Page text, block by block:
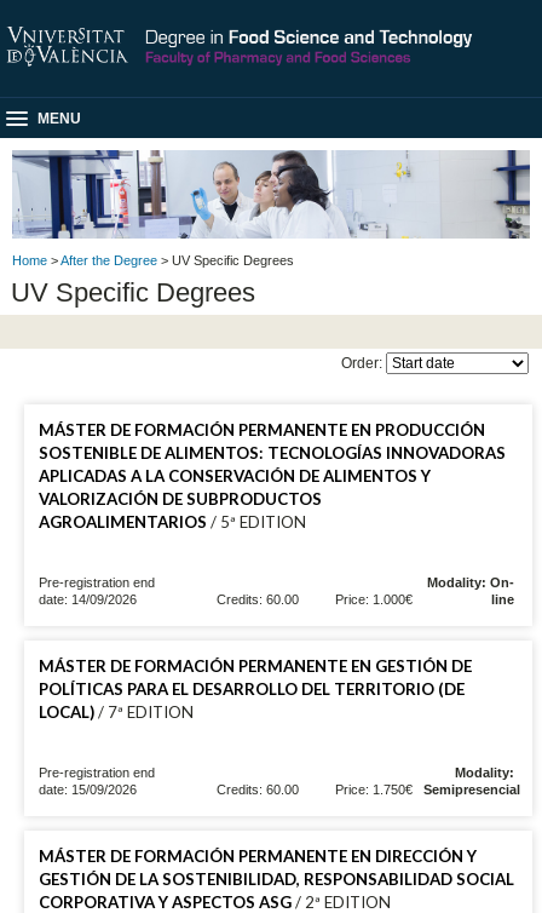
MENU
Home >After the Degree > UV Specific Degrees
UV Specific Degrees
Order:
MÁSTER DE FORMACIÓN PERMANENTE EN PRODUCCIÓN
SOSTENIBLE DE ALIMENTOS: TECNOLOGÍAS INNOVADORAS
APLICADAS A LA CONSERVACIÓN DE ALIMENTOS Y
VALORIZACIÓN DE SUBPRODUCTOS
AGROALIMENTARIOS / 5ª EDITION
Pre-registration end
date: 14/09/2026
Credits: 60.00 Price: 1.000€
Modality: On-
line
MÁSTER DE FORMACIÓN PERMANENTE EN GESTIÓN DE
POLÍTICAS PARA EL DESARROLLO DEL TERRITORIO (DE
LOCAL)/ 7ª EDITION
Pre-registration end
date: 15/09/2026
Credits: 60.00 Price: 1.750€
Modality:
Semipresencial
MÁSTER DE FORMACIÓN PERMANENTE EN DIRECCIÓN Y
GESTIÓN DE LA SOSTENIBILIDAD, RESPONSABILIDAD SOCIAL
CORPORATIVA Y ASPECTOS ASG/ 2ª EDITION